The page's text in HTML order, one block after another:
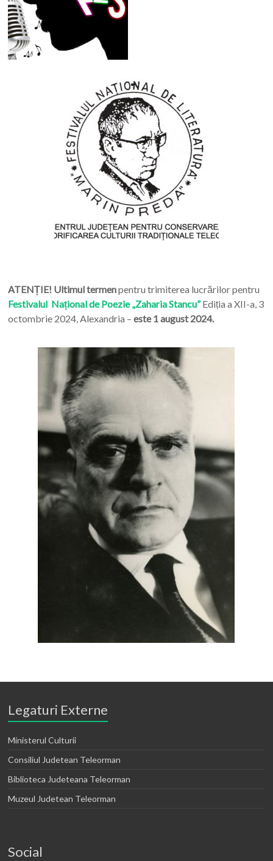
ATENȚIE! Ultimul termenpentru trimiterea lucrărilor pentru
Festivalul Național de Poezie „Zaharia Stancu”Ediția a XII-a, 3
octombrie 2024, Alexandria – este 1 august 2024.
Legaturi Externe
Ministerul Culturii
Consiliul Judetean Teleorman
Biblioteca Judeteana Teleorman
Muzeul Judetean Teleorman
Social